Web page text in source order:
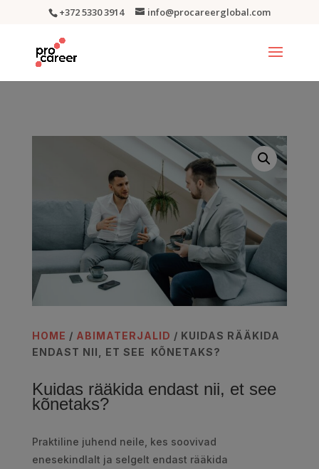
+372 5330 3914 info@procareerglobal.com
HOME / ABIMATERJALID / KUIDAS RÄÄKIDA
ENDAST NII, ET SEE KÕNETAKS?
Kuidas rääkida endast nii, et see
kõnetaks?
Praktiline juhend neile, kes soovivad
enesekindlalt ja selgelt endast rääkida